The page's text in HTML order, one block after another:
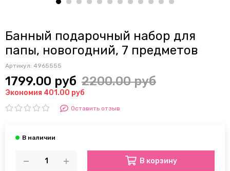
Банный подарочный набор для
папы, новогодний, 7 предметов
Артикул: 4965555
1799.00 руб 2200.00 руб
Экономия 401.00 руб
Оставить отзыв
В корзину